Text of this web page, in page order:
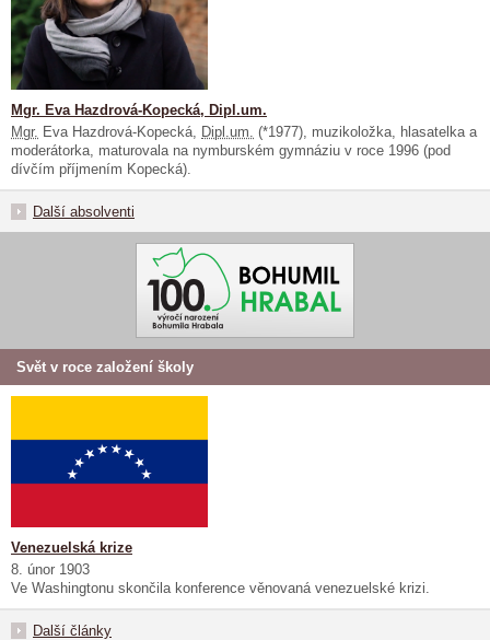
Mgr. Eva Hazdrová-Kopecká, Dipl.um.
Mgr. Eva Hazdrová-Kopecká, Dipl.um. (*1977), muzikoložka, hlasatelka a
moderátorka, maturovala na nymburském gymnáziu v roce 1996 (pod
dívčím příjmením Kopecká).
Další absolventi
Svět v roce založení školy
Venezuelská krize
8. únor 1903
Ve Washingtonu skončila konference věnovaná venezuelské krizi.
Další články